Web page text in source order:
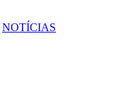
NOTÍCIAS